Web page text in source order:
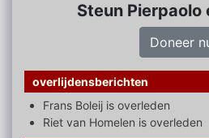
Steun Pierpaolo
Doneer
overlijdensberichten
Frans Boleij is overleden
Riet van Homelen is overleden